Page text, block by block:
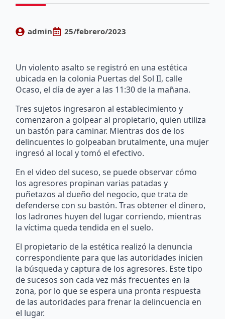
admin 25/febrero/2023
Un violento asalto se registró en una estética
ubicada en la colonia Puertas del Sol II, calle
Ocaso, el día de ayer a las 11:30 de la mañana.
Tres sujetos ingresaron al establecimiento y
comenzaron a golpear al propietario, quien utiliza
un bastón para caminar. Mientras dos de los
delincuentes lo golpeaban brutalmente, una mujer
ingresó al local y tomó el efectivo.
En el video del suceso, se puede observar cómo
los agresores propinan varias patadas y
puñetazos al dueño del negocio, que trata de
defenderse con su bastón. Tras obtener el dinero,
los ladrones huyen del lugar corriendo, mientras
la víctima queda tendida en el suelo.
El propietario de la estética realizó la denuncia
correspondiente para que las autoridades inicien
la búsqueda y captura de los agresores. Este tipo
de sucesos son cada vez más frecuentes en la
zona, por lo que se espera una pronta respuesta
de las autoridades para frenar la delincuencia en
el lugar.